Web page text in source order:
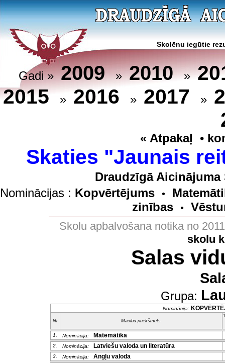
Skolēnu iegūtie
Gadi »2009»2010»
2015 » 2016 » 2017 »
« Atpakaļ •
Skaties "Jaunais
Draudzīgā
Nominācijas : Kopvērtējums •
zinības
•
Skolu apbalvošana notika no
skolu
Salas
Grupa:
Nominācija:
Nr Mācību priekšmets
1. Nominācija: Matemātika
2. Nominācija: Latviešu valoda un literatūra
3. Nominācija: Angļu valoda